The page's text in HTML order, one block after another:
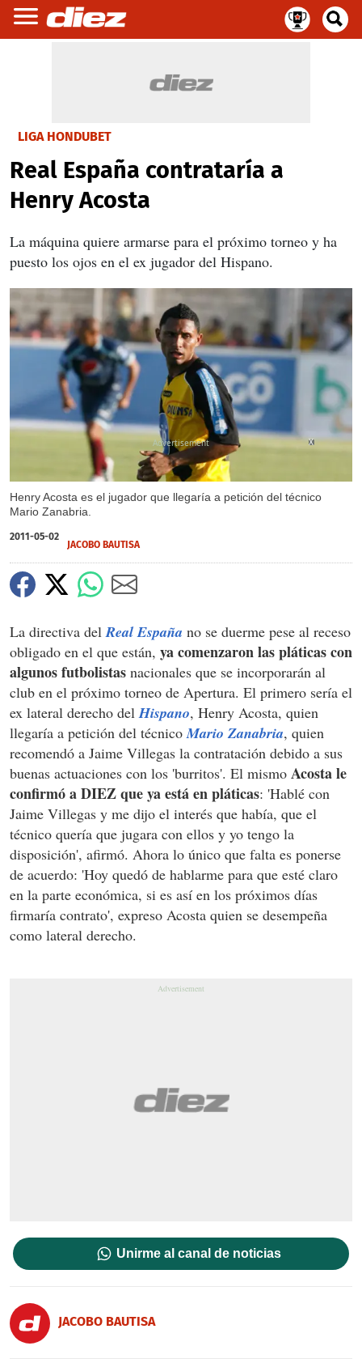
LIGA HONDUBET
Real España contrataría a
Henry Acosta
La máquina quiere armarse para el próximo torneo y ha
puesto los ojos en el ex jugador del Hispano.
Henry Acosta es el jugador que llegaría a petición del técnico
Mario Zanabria.
X
2011-05-02
JACOBO BAUTISA
La directiva delReal España no se duerme pese al receso
obligado en el que están, ya comenzaron las pláticas con
algunos futbolistas nacionales que se incorporarán al
club en el próximo torneo de Apertura. El primero sería el
ex lateral derecho delHispano, Henry Acosta, quien
llegaría a petición del técnicoMario Zanabria, quien
recomendó a Jaime Villegas la contratación debido a sus
buenas actuaciones con los 'burritos'. El mismo Acosta le
confirmó a DIEZ que ya está en pláticas: 'Hablé con
Jaime Villegas y me dijo el interés que había, que el
técnico quería que jugara con ellos y yo tengo la
disposición', afirmó. Ahora lo único que falta es ponerse
de acuerdo: 'Hoy quedó de hablarme para que esté claro
en la parte económica, si es así en los próximos días
firmaría contrato', expreso Acosta quien se desempeña
como lateral derecho.
Unirme al canal de noticias
JACOBO BAUTISA